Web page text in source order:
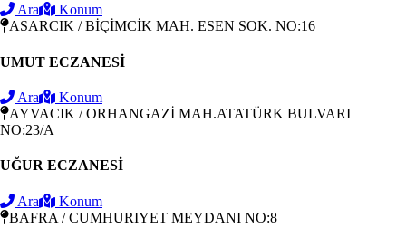
Ara
Konum
ASARCIK / BİÇİMCİK MAH. ESEN SOK. NO:16
UMUT ECZANESİ
Ara
Konum
AYVACIK / ORHANGAZİ MAH.ATATÜRK BULVARI
NO:23/A
UĞUR ECZANESİ
Ara
Konum
BAFRA / CUMHURIYET MEYDANI NO:8